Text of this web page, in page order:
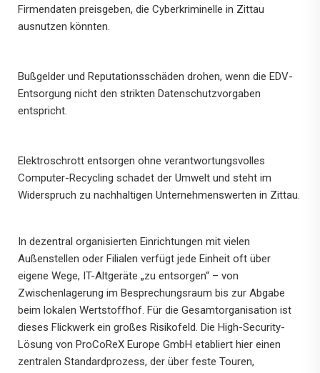
Firmendaten preisgeben, die Cyberkriminelle in Zittau
ausnutzen könnten.
Bußgelder und Reputationsschäden drohen, wenn die EDV-
Entsorgung nicht den strikten Datenschutzvorgaben
entspricht.
Elektroschrott entsorgen ohne verantwortungsvolles
Computer-Recycling schadet der Umwelt und steht im
Widerspruch zu nachhaltigen Unternehmenswerten in Zittau.
In dezentral organisierten Einrichtungen mit vielen
Außenstellen oder Filialen verfügt jede Einheit oft über
eigene Wege, IT-Altgeräte „zu entsorgen“ – von
Zwischenlagerung im Besprechungsraum bis zur Abgabe
beim lokalen Wertstoffhof. Für die Gesamtorganisation ist
dieses Flickwerk ein großes Risikofeld. Die High-Security-
Lösung von ProCoReX Europe GmbH etabliert hier einen
zentralen Standardprozess, der über feste Touren,